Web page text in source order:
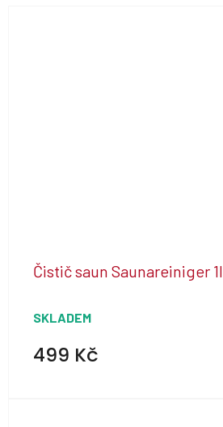
Čistič saun Saunareiniger 1l
SKLADEM
499 Kč